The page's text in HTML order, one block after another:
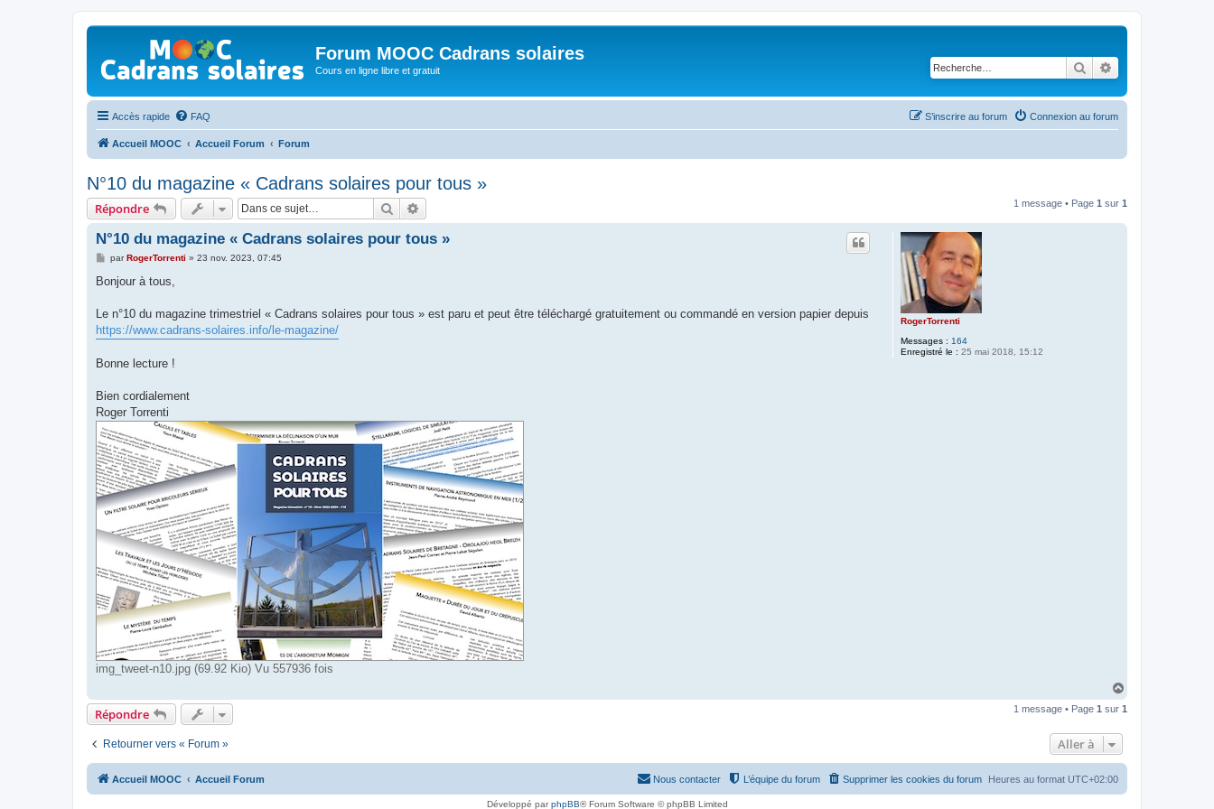
Forum MOOC Cadrans solaires
Cours en ligne libre et gratuit Rechercher
Accès rapide FAQ Connexion au forum
S’inscrire au forum
Accueil MOOC Accueil Forum Forum
N°10 du magazine « Cadrans solaires pour tous »
Répondre Rechercher 1 message • Page 1 sur 1
RogerTorrenti
Messages : 164
Enregistré le : 25 mai 2018, 15:12
N°10 du magazine « Cadrans solaires pour tous »
M
s
g
parRogerTorrenti » 23 nov. 2023, 07:45
Bonjour à tous,
Le n°10 du magazine trimestriel « Cadrans solaires pour tous » est paru et peut être téléchargé gratuitement ou commandé en version papier depuis
https://www.cadrans-solaires.info/le-magazine/
Bonne lecture !
Bien cordialement
Roger Torrenti
img_tweet-n10.jpg (69.92 Kio) Vu 557936 fois
u
Répondre 1 message • Page 1 sur 1
Retourner vers « Forum » Aller à
Accueil MOOC Accueil Forum Heures au format UTC+02:00
Supprimer les cookies du forum
L’équipe du forum
Nous contacter
Développé parphpBB® Forum Software © phpBB Limited